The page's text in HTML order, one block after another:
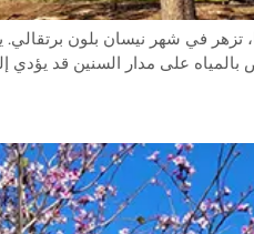
على مدار السنين قد يؤدي